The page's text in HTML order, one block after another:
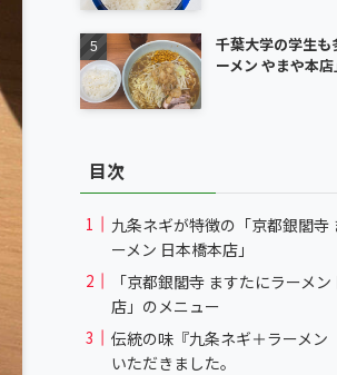
千葉大学の学生も
ーメン やまや本店
目次
九条ネギが特徴の「京都銀閣寺
ーメン 日本橋本店」
「京都銀閣寺 ますたにラーメ
店」のメニュー
伝統の味『九条ネギ＋ラーメン
いただきました。